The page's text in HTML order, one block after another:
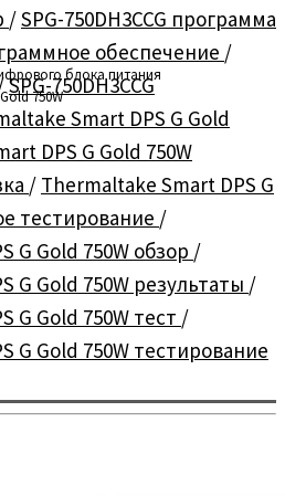
блока питания
750W
/SPG-750DH3CCG программа
обеспечение /
SPG-750DH3CCG
Smart DPS G Gold
DPS G Gold 750W
/ Thermaltake Smart DPS G
тестирование /
G Gold 750W обзор /
G Gold 750W результаты /
G Gold 750W тест /
G Gold 750W тестирование